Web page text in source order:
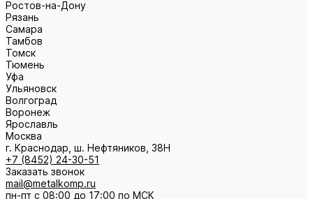
Ростов-на-Дону
Рязань
Самара
Тамбов
Томск
Тюмень
Уфа
Ульяновск
Волгоград
Воронеж
Ярославль
Москва
г. Краснодар, ш. Нефтяников, 38Н
+7 (8452) 24-30-51
Заказать звонок
mail@metalkomp.ru
пн-пт с 08:00 до 17:00 по МСК